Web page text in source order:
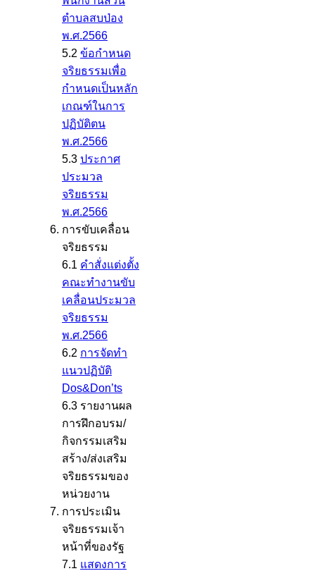
ตำบลสบป่อง
พ.ศ.2566
5.2 ข้อกำหนด
จริยธรรมเพื่อ
กำหนดเป็นหลัก
เกณฑ์ในการ
ปฏิบัติตน
พ.ศ.2566
5.3 ประกาศ
ประมวล
จริยธรรม
พ.ศ.2566
การขับเคลื่อน
จริยธรรม
6.1 คำสั่งแต่งตั้ง
คณะทำงานขับ
เคลื่อนประมวล
จริยธรรม
พ.ศ.2566
6.2 การจัดทำ
แนวปฏิบัติ
Dos&Don’ts
6.3 รายงานผล
การฝึกอบรม/
กิจกรรมเสริม
สร้าง/ส่งเสริม
จริยธรรมของ
หน่วยงาน
การประเมิน
จริยธรรมเจ้า
หน้าที่ของรัฐ
7.1 แสดงการ